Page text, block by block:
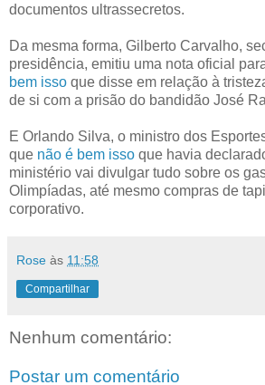
documentos ultrassecretos.
Da mesma forma, Gilberto Carvalho,
presidência, emitiu uma nota oficial
bem isso que disse em relação à
de si com a prisão do bandidão José
E Orlando Silva, o ministro dos
que não é bem isso que havia
ministério vai divulgar tudo sobre os
Olimpíadas, até mesmo compras de
corporativo.
Rose às 11:58
Compartilhar
Nenhum comentário:
Postar um comentário